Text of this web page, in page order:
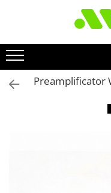
Preamplificator